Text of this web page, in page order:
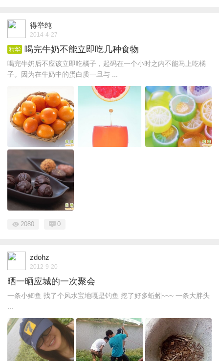
得举纯
2014-4-27
精华 喝完牛奶不能立即吃几种食物
喝完牛奶后不应该立即吃橘子，起码在一个小时之内不能马上吃橘
子。因为在牛奶中的蛋白质一旦与 ...
2080 0
zdohz
2012-9-20
晒一晒应城的一次聚会
一条小鲫鱼 找了个风水宝地嘎是钓鱼 挖了好多蚯蚓~~~ 一条大胖头